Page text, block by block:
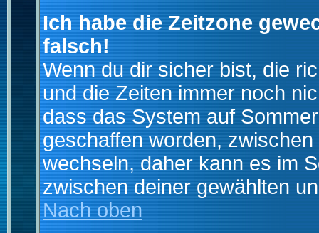
Ich habe die Zeitzone
falsch!
Wenn du dir sicher bist, die
und die Zeiten immer noch
dass das System auf
geschaffen worden,
wechseln, daher kann es im
zwischen deiner gewählten
Nach oben